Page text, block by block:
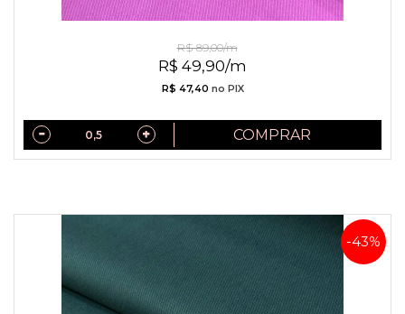
R$ 49,90/m
R$ 89,00/m
R$ 47,40 no PIX
COMPRAR
-43%